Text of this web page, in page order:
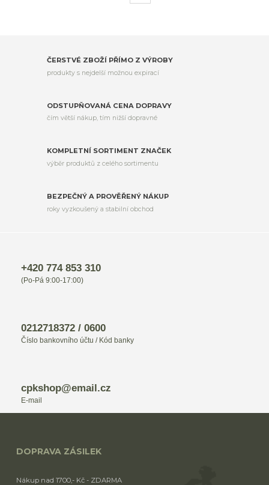
ČERSTVÉ ZBOŽÍ PŘÍMO Z VÝROBY
produkty s nejdelší možnou expirací
ODSTUPŇOVANÁ CENA DOPRAVY
čím větší nákup, tím nižší dopravné
KOMPLETNÍ SORTIMENT ZNAČEK
výběr produktů z celého sortimentu
BEZPEČNÝ A PROVĚŘENÝ NÁKUP
roky vyzkoušený a stabilní obchod
+420 774 853 310
(Po-Pá 9:00-17:00)
0212718372 / 0600
Číslo bankovního účtu / Kód banky
cpkshop@email.cz
E-mail
DOPRAVA ZÁSILEK
Nákup nad 1700,- Kč - ZDARMA